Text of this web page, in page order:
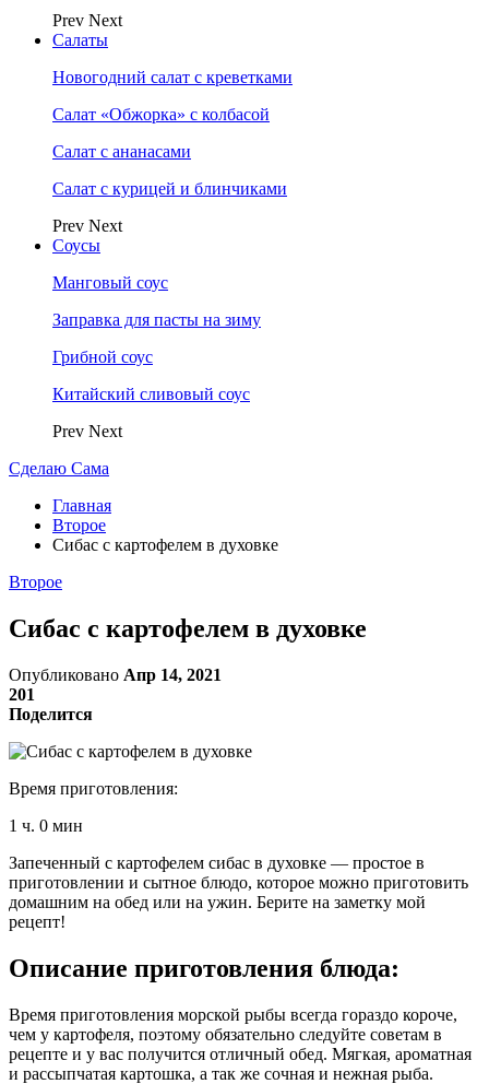
Prev Next
Салаты
Новогодний салат с креветками
Салат «Обжорка» с колбасой
Салат с ананасами
Салат с курицей и блинчиками
Prev Next
Соусы
Манговый соус
Заправка для пасты на зиму
Грибной соус
Китайский сливовый соус
Prev Next
Сделаю Сама
Главная
Второе
Сибас с картофелем в духовке
Второе
Сибас с картофелем в духовке
Опубликовано Апр 14, 2021
201
Поделится
Время приготовления:
1 ч. 0 мин
Запеченный с картофелем сибас в духовке — простое в
приготовлении и сытное блюдо, которое можно приготовить
домашним на обед или на ужин. Берите на заметку мой
рецепт!
Описание приготовления блюда:
Время приготовления морской рыбы всегда гораздо короче,
чем у картофеля, поэтому обязательно следуйте советам в
рецепте и у вас получится отличный обед. Мягкая, ароматная
и рассыпчатая картошка, а так же сочная и нежная рыба.